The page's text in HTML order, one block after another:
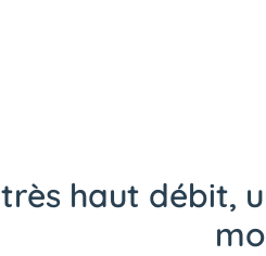
haut débit,